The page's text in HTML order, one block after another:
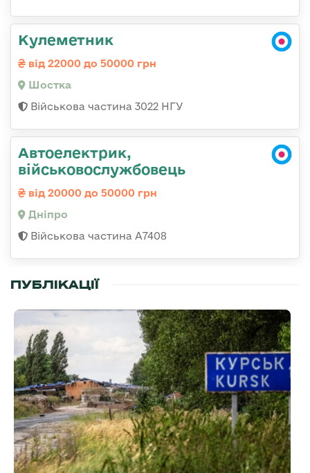
Кулеметник
від 22000 до 50000 грн
Шостка
Військова частина 3022 НГУ
Автоелектрик,
військовослужбовець
від 20000 до 50000 грн
Дніпро
Військова частина А7408
ПУБЛІКАЦІЇ